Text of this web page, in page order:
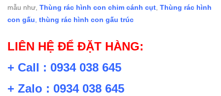
mẫu như, Thùng rác hình con chim cánh cụt, Thùng rác hình
con gấu, thùng rác hình con gấu trúc
LIÊN HỆ ĐỂ ĐẶT HÀNG:
+ Call : 0934 038 645
+ Zalo : 0934 038 645